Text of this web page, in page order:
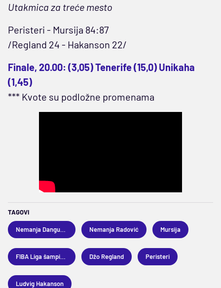
Utakmica za treće mesto
Peristeri - Mursija 84:87
/Regland 24 - Hakanson 22/
Finale, 20.00: (3,05) Tenerife (15,0) Unikaha
(1,45)
*** Kvote su podložne promenama
TAGOVI
Nemanja Radović Mursija
Džo Regland Peristeri
Ludvig Hakanson